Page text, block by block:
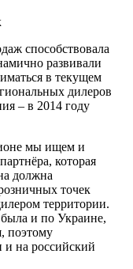
способствовала
развивали
в текущем
дилеров
– в 2014 году
мы ищем и
которая
должна
точек
территории.
была и по Украине,
поэтому
и на российский